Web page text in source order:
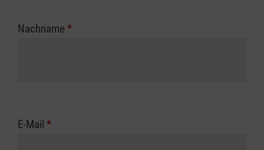
Nachname *
E-Mail *